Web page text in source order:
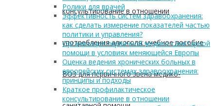
консультирование в отношении
употребления алкоголя: учебное пособие
ВОЗ для первичного звена медико-
Ролики для врачей
Эффективность систем здравоохранения:
как сделать измерение показателей частью
политики и управления?
Организация первичной медико-санитарной
помощи в условиях меняющейся Европы
Оценка ведения хронических больных в
европейских системах здравоохранения:
принципы и подходы
Краткое профилактическое
консультирование в отношении